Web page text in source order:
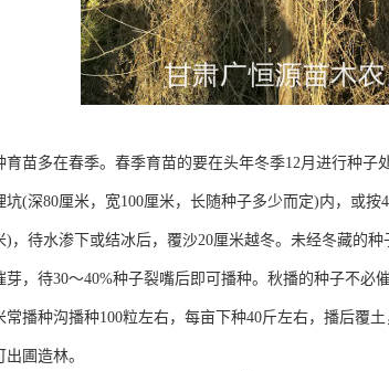
育苗多在春季。春季育苗的要在头年冬季12月进行种
坑(深80厘米，宽100厘米，长随种子多少而定)内，或
)，待水渗下或结冰后，覆沙20厘米越冬。未经冬藏的
芽，待30～40%种子裂嘴后即可播种。秋播的种子不
常播种沟播种100粒左右，每亩下种40斤左右，播后覆
圃造林。